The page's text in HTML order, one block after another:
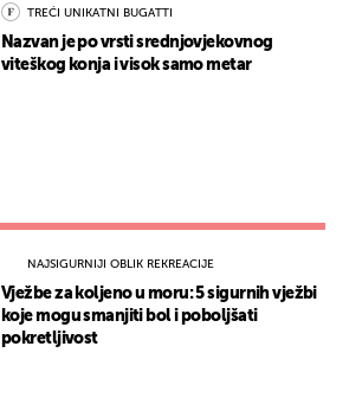
TREĆI UNIKATNI BUGATTI
Nazvan je po vrsti srednjovjekovnog
viteškog konja i visok samo metar
NAJSIGURNIJI OBLIK REKREACIJE
Vježbe za koljeno u moru: 5 sigurnih vježbi
koje mogu smanjiti bol i poboljšati
pokretljivost